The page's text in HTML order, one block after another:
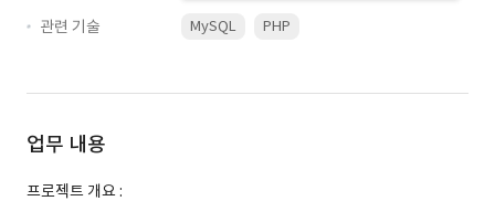
관련 기술
MySQL PHP
업무 내용
프로젝트 개요 :